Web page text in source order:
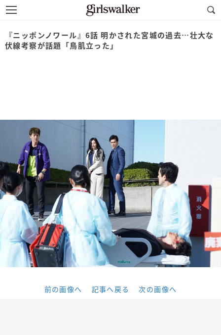
『ニッポンノワール』6話 明かされた宮城の過去…壮大な
伏線考察が話題「鳥肌立った」
前の画像へ 記事へ戻る 次の画像へ